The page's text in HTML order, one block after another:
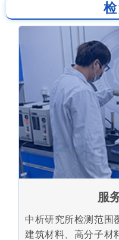
服
中析研究所检测范围
建筑材料、高分子材